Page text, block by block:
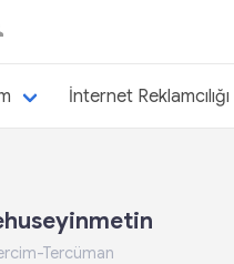
İnternet Reklamcılığı
Tercüman